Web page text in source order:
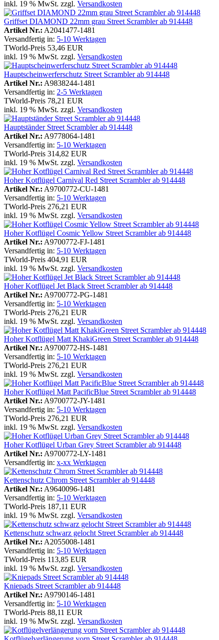
inkl. 19 % MwSt. zzgl. Versandkosten
Griffset DIAMOND 22mm grau Street Scrambler ab 914448
Artikel Nr.: A2041477-1481
Versandfertig in: 5-10 Werktagen
TWorld-Preis 53,46 EUR
inkl. 19 % MwSt. zzgl. Versandkosten
Hauptscheinwerferschutz Street Scrambler ab 914448
Artikel Nr.: A9838244-1481
Versandfertig in: 2-5 Werktagen
TWorld-Preis 78,21 EUR
inkl. 19 % MwSt. zzgl. Versandkosten
Hauptständer Street Scrambler ab 914448
Artikel Nr.: A9778064-1481
Versandfertig in: 5-10 Werktagen
TWorld-Preis 314,82 EUR
inkl. 19 % MwSt. zzgl. Versandkosten
Hoher Kotflügel Carnival Red Street Scrambler ab 914448
Artikel Nr.: A9700772-CU-1481
Versandfertig in: 5-10 Werktagen
TWorld-Preis 276,21 EUR
inkl. 19 % MwSt. zzgl. Versandkosten
Hoher Kotflügel Cosmic Yellow Street Scrambler ab 914448
Artikel Nr.: A9700772-FJ-1481
Versandfertig in: 5-10 Werktagen
TWorld-Preis 404,91 EUR
inkl. 19 % MwSt. zzgl. Versandkosten
Hoher Kotflügel Jet Black Street Scrambler ab 914448
Artikel Nr.: A9700772-PG-1481
Versandfertig in: 5-10 Werktagen
TWorld-Preis 276,21 EUR
inkl. 19 % MwSt. zzgl. Versandkosten
Hoher Kotflügel Matt KhakiGreen Street Scrambler ab 914448
Artikel Nr.: A9700772-HS-1481
Versandfertig in: 5-10 Werktagen
TWorld-Preis 276,21 EUR
inkl. 19 % MwSt. zzgl. Versandkosten
Hoher Kotflügel Matt PacificBlue Street Scrambler ab 914448
Artikel Nr.: A9700772-JY-1481
Versandfertig in: 5-10 Werktagen
TWorld-Preis 276,21 EUR
inkl. 19 % MwSt. zzgl. Versandkosten
Hoher Kotflügel Urban Grey Street Scrambler ab 914448
Artikel Nr.: A9700772-LY-1481
Versandfertig in: x-xx Werktagen
Kettenschutz Chrom Street Scrambler ab 914448
Artikel Nr.: A9640096-1481
Versandfertig in: 5-10 Werktagen
TWorld-Preis 187,11 EUR
inkl. 19 % MwSt. zzgl. Versandkosten
Kettenschutz schwarz gelocht Street Scrambler ab 914448
Artikel Nr.: A2055008-1481
Versandfertig in: 5-10 Werktagen
TWorld-Preis 113,85 EUR
inkl. 19 % MwSt. zzgl. Versandkosten
Kniepads Street Scrambler ab 914448
Artikel Nr.: A9790146-1481
Versandfertig in: 5-10 Werktagen
TWorld-Preis 88,11 EUR
inkl. 19 % MwSt. zzgl. Versandkosten